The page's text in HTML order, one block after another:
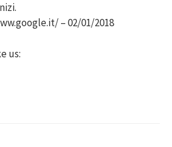
– 02/01/2018
us: